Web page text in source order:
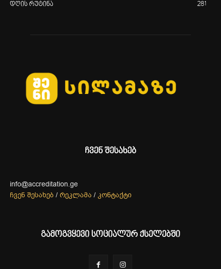
დღის რუტინა 281
ჩვენ შესახებ
info@accreditation.ge
ჩვენ შესახებ / რეკლამა / კონტაქტი
გამოგვყევი სოციალურ ქსელებში